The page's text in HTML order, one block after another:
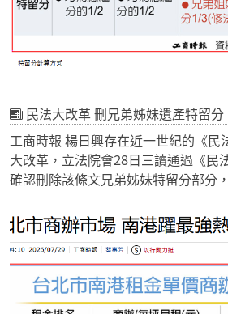
民法大改革 刪兄弟姊妹遺產特留分
工商時報 楊日興存在近一世紀的《民
大改革，立法院會28日三讀通過《民
確認刪除該條文兄弟姊妹特留分部分
對於調整百年《民法》的立法意旨，
不同，家庭模式以小家庭為主，兄弟
家。許多先進國家早已刪除，不少民
量到尊重當事人遺囑之意願，給予更
妹特留分，緩解手足財產紛爭等問題